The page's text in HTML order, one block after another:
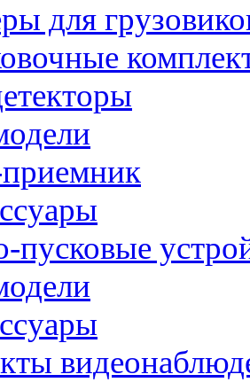
для
пусковые